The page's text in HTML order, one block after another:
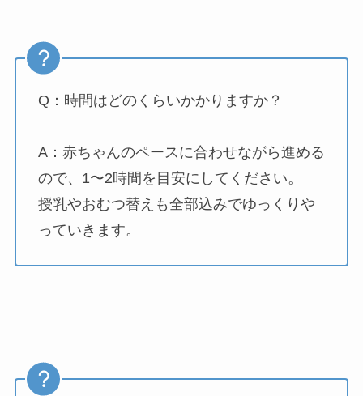
Q：時間はどのくらいかかりますか？
A：赤ちゃんのペースに合わせながら進める
ので、1〜2時間を目安にしてください。
授乳やおむつ替えも全部込みでゆっくりや
っていきます。